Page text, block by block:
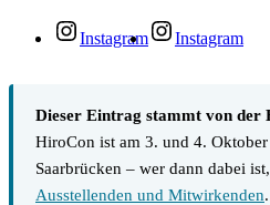
Instagram Instagram
Dieser Eintrag stammt von der
HiroCon ist am 3. und 4.
Saarbrücken – wer dann dabei
Ausstellenden und Mitwirkenden.